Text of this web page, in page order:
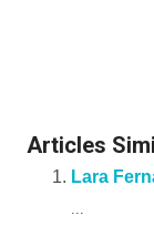
Articles
Lara